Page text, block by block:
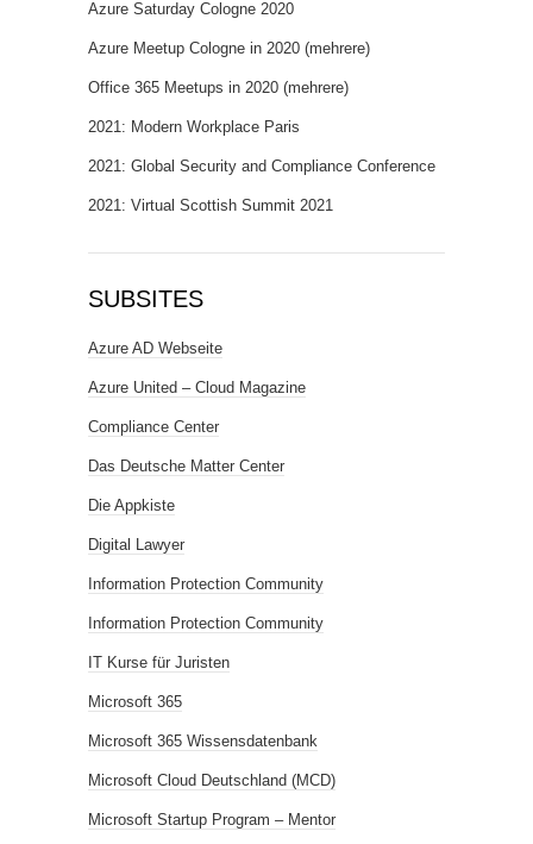
Azure Saturday Cologne 2020
Azure Meetup Cologne in 2020 (mehrere)
Office 365 Meetups in 2020 (mehrere)
2021: Modern Workplace Paris
2021: Global Security and Compliance Conference
2021: Virtual Scottish Summit 2021
SUBSITES
Azure AD Webseite
Azure United – Cloud Magazine
Compliance Center
Das Deutsche Matter Center
Die Appkiste
Digital Lawyer
Information Protection Community
Information Protection Community
IT Kurse für Juristen
Microsoft 365
Microsoft 365 Wissensdatenbank
Microsoft Cloud Deutschland (MCD)
Microsoft Startup Program – Mentor